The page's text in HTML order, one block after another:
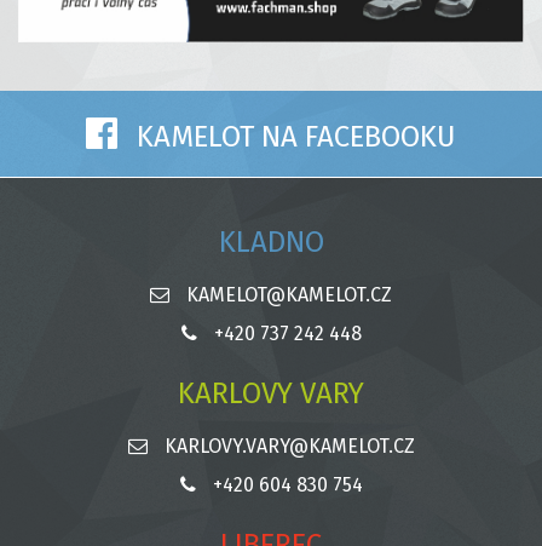
KAMELOT NA FACEBOOKU
KLADNO
KAMELOT@KAMELOT.CZ
+420 737 242 448
KARLOVY VARY
KARLOVY.VARY@KAMELOT.CZ
+420 604 830 754